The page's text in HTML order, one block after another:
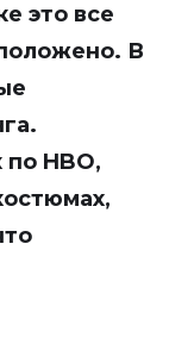
это все
В
HBO,